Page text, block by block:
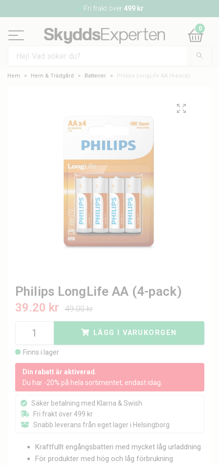
Fri frakt över 499 kr
0
Hem Hem & Trädgård Batterier Philips LongLife AA (4-pack)
Philips LongLife AA (4-pack)
39.20 kr 49.00 kr
LÄGG I VARUKORGEN
Finns i lager
Din rabatt är aktiverad.
Du har -20% på hela sortimentet, endast idag.
Säker betalning med Klarna & Swish
Fri frakt över 499 kr
Snabb leverans från eget lager i Helsingborg
Kraftfullt engångsbatteri med mycket låg urladdning
För produkter med hög och låg förbrukning